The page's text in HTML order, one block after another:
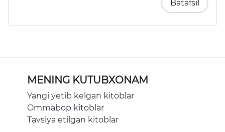
Batafsil
MENING KUTUBXONAM
Yangi yetib kelgan kitoblar
Ommabop kitoblar
Tavsiya etilgan kitoblar